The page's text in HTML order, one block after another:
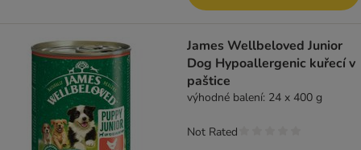
James Wellbeloved Junior
Dog Hypoallergenic kuřecí v
paštice
výhodné balení: 24 x 400 g
Not Rated